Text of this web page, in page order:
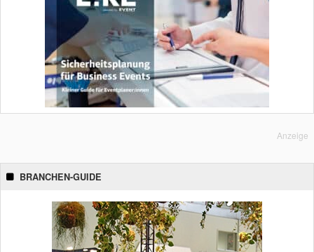
Anzeige
BRANCHEN-GUIDE